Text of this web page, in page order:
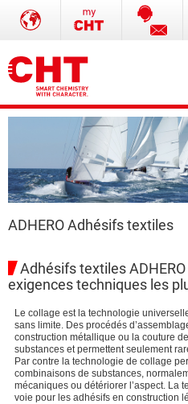
ADHERO Adhésifs textiles
Adhésifs textiles
exigences techniques les
Le collage est la technologie
sans limite. Des procédés
construction métallique ou la couture
substances et permettent seulement
Par contre la technologie de collage
combinaisons de substances,
mécaniques ou détériorer l’aspect. La
voie pour les adhésifs en construction